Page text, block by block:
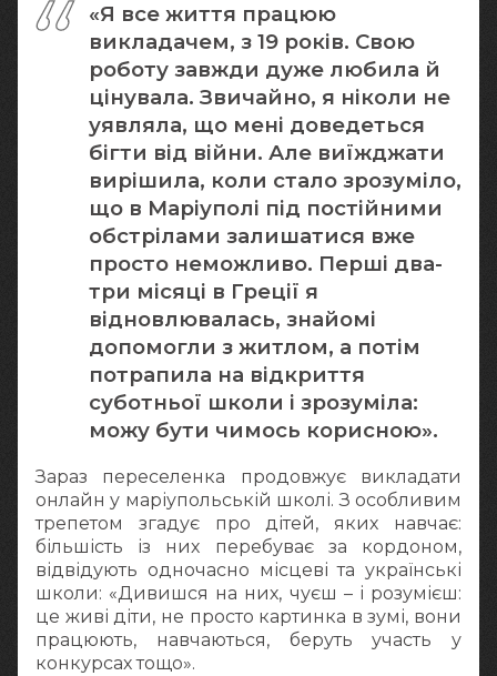
«Я все життя працюю
викладачем, з 19 років. Свою
роботу завжди дуже любила й
цінувала. Звичайно, я ніколи не
уявляла, що мені доведеться
бігти від війни. Але виїжджати
вирішила, коли стало зрозуміло,
що в Маріуполі під постійними
обстрілами залишатися вже
просто неможливо. Перші два-
три місяці в Греції я
відновлювалась, знайомі
допомогли з житлом, а потім
потрапила на відкриття
суботньої школи і зрозуміла:
можу бути чимось корисною».
Зараз переселенка продовжує викладати
онлайн у маріупольській школі. З особливим
трепетом згадує про дітей, яких навчає:
більшість із них перебуває за кордоном,
відвідують одночасно місцеві та українські
школи: «Дивишся на них, чуєш – і розумієш:
це живі діти, не просто картинка в зумі, вони
працюють, навчаються, беруть участь у
конкурсах тощо».